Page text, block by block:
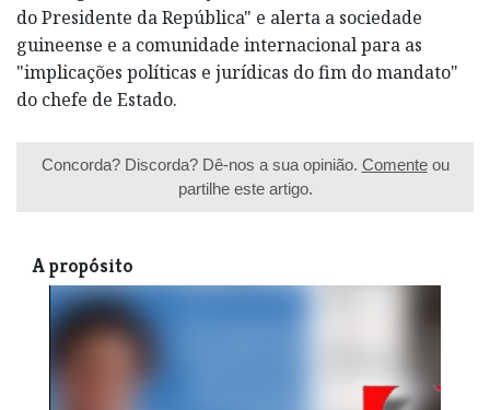
do Presidente da República" e alerta a sociedade
guineense e a comunidade internacional para as
"implicações políticas e jurídicas do fim do mandato"
do chefe de Estado.
Concorda? Discorda? Dê-nos a sua opinião. Comenteou
partilhe este artigo.
A propósito